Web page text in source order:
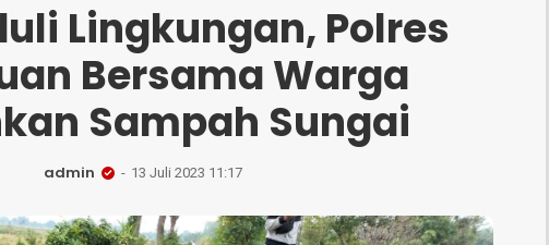
Lingkungan, Polres
Bersama Warga
Sampah Sungai
admin 13 Juli 2023 11:17